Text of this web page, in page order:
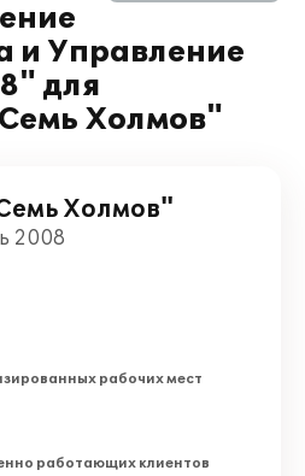
и Управление
для
Холмов"
Холмов"
2008
рабочих мест
работающих клиентов